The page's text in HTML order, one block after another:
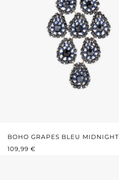
BOHO GRAPES BLEU MIDNIGHT
PRIX RÉGULIER :
109,99 €